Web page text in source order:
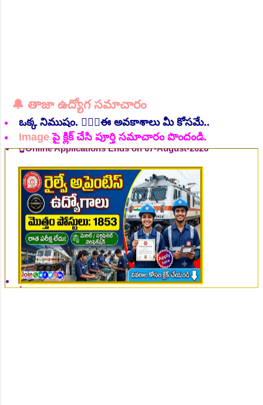
🔔 తాజా ఉద్యోగ సమాచారం
ఒక్క నిముషం. 💁🏻‍♂️ఈ అవకాశాలు మీ కోసమే..
Imageపై క్లిక్ చేసి పూర్తి సమాచారం పొందండి.
👆Online Applications Ends on 07-August-2026
👆Online Applications Ends on 07-August-2026